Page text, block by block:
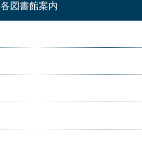
各図書館案内